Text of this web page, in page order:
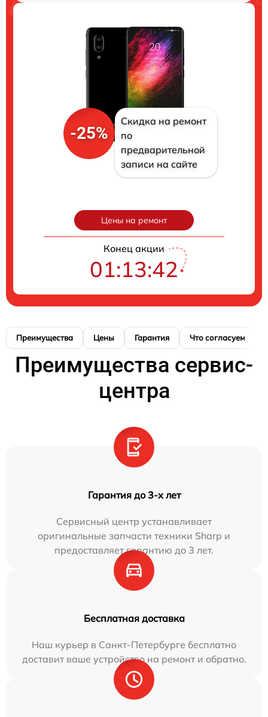
-25%
Скидка на ремонт
по
предварительной
записи на сайте
Цены на ремонт
Конец акции
01:13:41
Преимущества Цены Гарантия Что согласуем
Преимущества сервис-
центра
Гарантия до 3-х лет
Сервисный центр устанавливает
оригинальные запчасти техники Sharp и
предоставляет гарантию до 3 лет.
Бесплатная доставка
Наш курьер в Санкт-Петербурге бесплатно
доставит ваше устройство на ремонт и обратно.